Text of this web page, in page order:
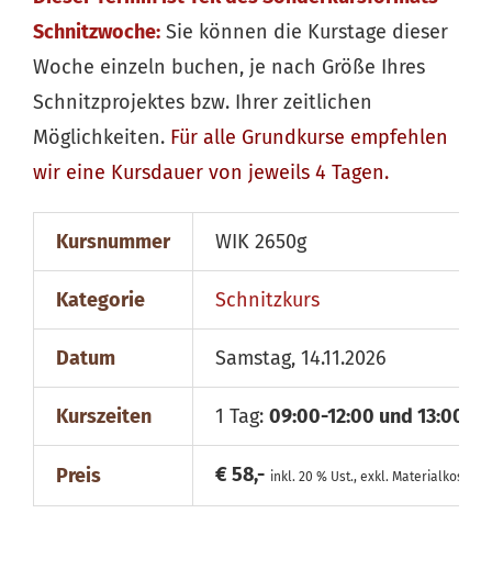
Schnitzwoche: Sie können die Kurstage dieser
Woche einzeln buchen, je nach Größe Ihres
Schnitzprojektes bzw. Ihrer zeitlichen
Möglichkeiten. Für alle Grundkurse empfehlen
wir eine Kursdauer von jeweils 4 Tagen.
Kursnummer WIK 2650g
Kategorie Schnitzkurs
Datum Samstag, 14.11.2026
Kurszeiten 1 Tag: 09:00-12:00 und 13:00-
Preis € 58,- inkl. 20 % Ust., exkl. Materialkosten